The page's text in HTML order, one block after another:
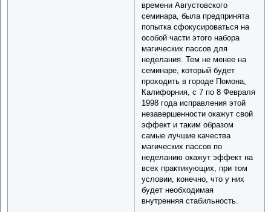
времени Августовского
семинара, была предпринята
попытка сфокусироваться на
особой части этого набора
магических пассов для
неделания. Тем не менее на
семинаре, который будет
проходить в городе Помона,
Калифорния, с 7 по 8 Февраля
1998 года исправления этой
незавершенности окажут свой
эффект и таким образом
самые лучшие качества
магических пассов по
неделанию окажут эффект на
всех практикующих, при том
условии, конечно, что у них
будет необходимая
внутренняя стабильность.